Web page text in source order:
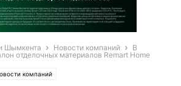
Шымкента Новости компаний
В
отделочных материалов Remart Home
компаний